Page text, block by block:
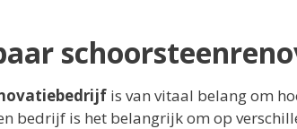
is van vitaal belang om
bedrijf is het belangrijk om op